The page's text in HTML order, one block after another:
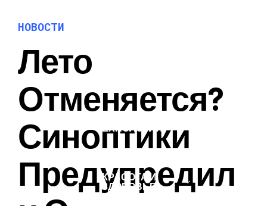
ТЕХНОЛОГИИ
КРАСОТА И
ЗДОРОВЬЕ
НОВОСТИ
Лето
Отменяется?
Синоптики
Предупредил